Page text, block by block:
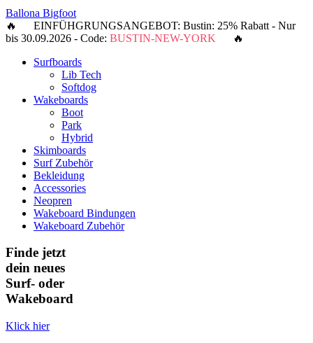
Ballona Bigfoot
🔥 EINFÜHGRUNGSANGEBOT: Bustin: 25% Rabatt - Nur
bis 30.09.2026 - Code: BUSTIN-NEW-YORK 🔥
Surfboards
Lib Tech
Softdog
Wakeboards
Boot
Park
Hybrid
Skimboards
Surf Zubehör
Bekleidung
Accessories
Neopren
Wakeboard Bindungen
Wakeboard Zubehör
Finde jetzt
dein neues
Surf- oder
Wakeboard
Klick hier